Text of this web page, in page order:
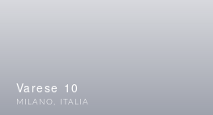
Varese 10
MILANO , ITALIA